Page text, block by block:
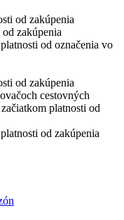
od zakúpenia
zakúpenia
od označenia vo
od zakúpenia
cestovných
platnosti od
od zakúpenia